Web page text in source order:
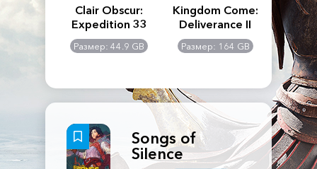
Creed
Clair Obscur:
Expedition 33
Размер: 44.9 GB
Kingdom Come:
Deliverance II
Размер: 164 GB
The
Songs of
Silence